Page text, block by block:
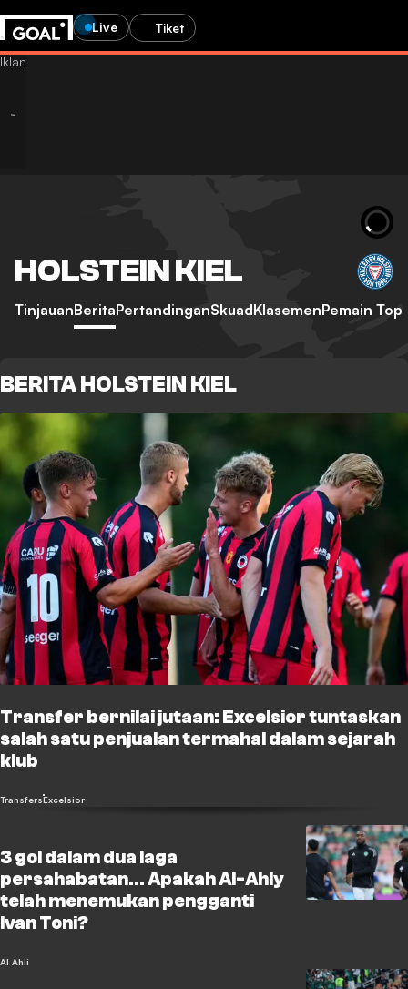
Live Tiket
HOLSTEIN KIEL
TinjauanBeritaPertandinganSkuadKlasemenPemain Top
BERITA HOLSTEIN KIEL
Transfer bernilai jutaan: Excelsior tuntaskan
salah satu penjualan termahal dalam sejarah
klub
TransfersExcelsior
3 gol dalam dua laga
persahabatan... Apakah Al-Ahly
telah menemukan pengganti
Ivan Toni?
Al Ahli